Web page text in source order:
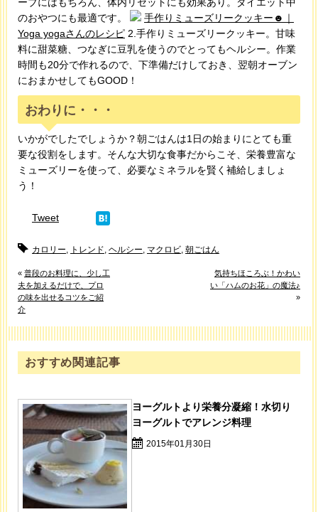
のおやつにも最適です。
手作りミューズリークッキー☻｜
Yoga yogaさんのレシピ 2.手作りミューズリークッキー。甘味
料に甜菜糖、つなぎに豆乳を使うのでとってもヘルシー。作業
時間も20分で作れるので、下準備だけしておき、翌朝オーブン
におまかせしてもGOOD！
おわりに・・・
いかがでしたでしょうか？朝ごはんは1日の始まりにとても重
要な役割をします。そんな大切な食事だからこそ、栄養豊富な
ミューズリーを使って、必要なミネラルを賢く補給しましょ
う！
Tweet
カロリー, トレンド, ヘルシー, マクロビ, 朝ごはん
« 普段のお料理に、少し工
夫を加えるだけで、プロ
の味を出せるコツをご紹
介
気持ちほころぶ！かわい
い「ハムのお花」の魔法♪
»
おすすめ関連記事
ヨーグルトより栄養分凝縮！水切り
ヨーグルトでアレンジ料理
2015年01月30日